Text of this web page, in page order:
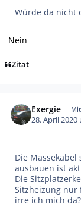
Würde da nicht
Nein
Zitat
Exergie
28. April 2020
Die Massekabel
ausbauen ist
Die
Sitzheizung
irre ich mich da?